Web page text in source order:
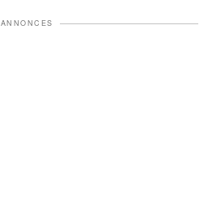
ANNONCES